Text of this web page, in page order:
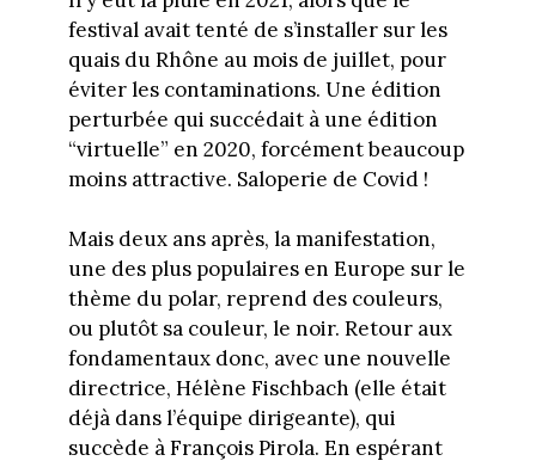
festival avait tenté de s’installer sur les
quais du Rhône au mois de juillet, pour
éviter les contaminations. Une édition
perturbée qui succédait à une édition
“virtuelle” en 2020, forcément beaucoup
moins attractive. Saloperie de Covid !
Mais deux ans après, la manifestation,
une des plus populaires en Europe sur le
thème du polar, reprend des couleurs,
ou plutôt sa couleur, le noir. Retour aux
fondamentaux donc, avec une nouvelle
directrice, Hélène Fischbach (elle était
déjà dans l’équipe dirigeante), qui
succède à François Pirola. En espérant